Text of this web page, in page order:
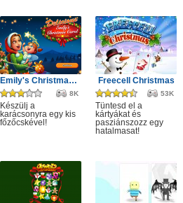
Emily's Christmas Carol
8K
Készülj a
karácsonyra egy kis
főzőcskével!
Freecell Christmas
53K
Tüntesd el a
kártyákat és
pasziánszozz egy
hatalmasat!